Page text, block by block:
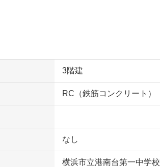
3階建
RC（鉄筋コンクリート）
なし
横浜市立港南台第一中学校